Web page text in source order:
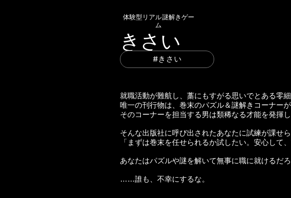
体験型リアル謎解きゲー
ム
​きさい
就職活動が難航し、藁にもすがる思いでとある零
唯一の刊行物は、巻末のパズル＆謎解きコーナー
そのコーナーを担当する男は類稀なる才能を発揮
そんな出版社に呼び出されたあなたに試練が課せら
「まずは巻末を任せられるか試したい。安心し
あなたはパズルや謎を解いて無事に職に就けるだろ
​……誰も、不幸にするな。
#​きさい